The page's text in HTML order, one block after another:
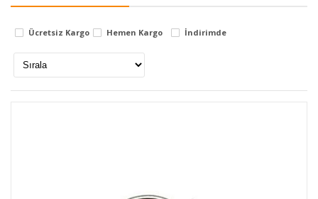
Klips Vidası 2,2x6,5 mm YHB - Konik Başlı Kutu,
Ücretsiz Kargo Hemen Kargo İndirimde